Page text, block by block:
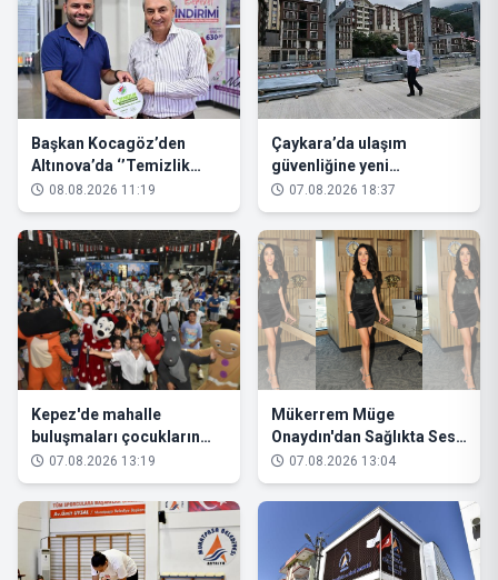
Başkan Kocagöz’den
Altınova’da ‘’Temizlik
Kirletmemektir’’ çağrısı
08.08.2026 11:19
Çaykara’da ulaşım
güvenliğine yeni
yatırımlar: Ahşap köprü
hizmete açıldı, üst geçitte
çalışmalar sürüyor
07.08.2026 18:37
Kepez'de mahalle
buluşmaları çocukların
yüzünü güldürüyor
07.08.2026 13:19
Mükerrem Müge
Onaydın'dan Sağlıkta Ses
Getirecek Hamle!
07.08.2026 13:04